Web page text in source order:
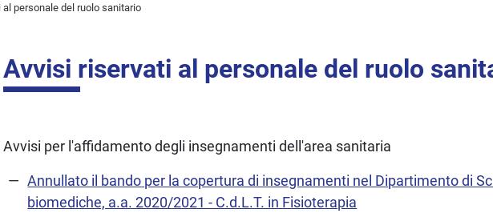
al personale del ruolo sanitario
Avvisi riservati al personale del ruolo
Avvisi per l'affidamento degli insegnamenti dell'area sanitaria
Annullato il bando per la copertura di insegnamenti nel Dipartimento di
biomediche, a.a. 2020/2021 - C.d.L.T. in Fisioterapia